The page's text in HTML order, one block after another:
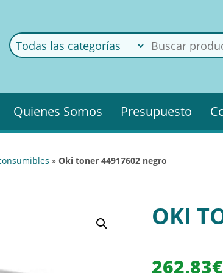
Quienes Somos Presupuesto
» oki toner 44917602 negro
OKI
262,83€